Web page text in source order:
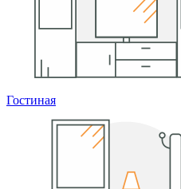
Гостиная